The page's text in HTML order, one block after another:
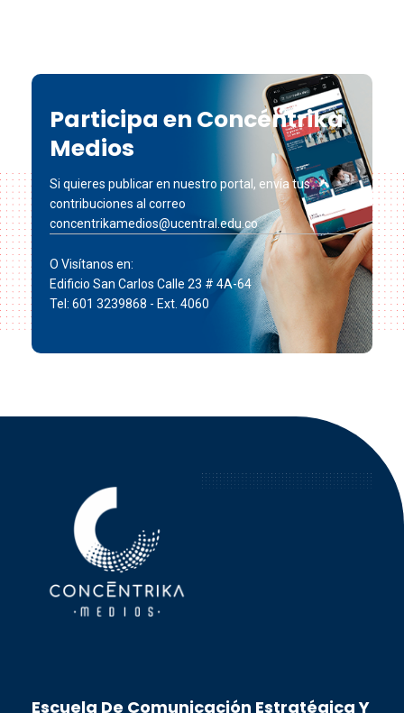
Participa en Concéntrika
Medios
Si quieres publicar en nuestro portal, envía tus
contribuciones al correo
concentrikamedios@ucentral.edu.co
O Visítanos en:
Edificio San Carlos Calle 23 # 4A-64
Tel: 601 3239868 - Ext. 4060
Escuela De Comunicación Estratégica Y